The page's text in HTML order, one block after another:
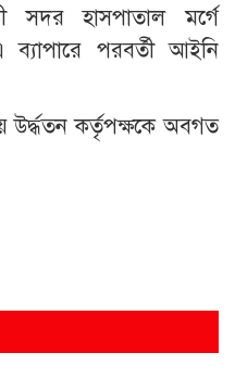
সদর হাসপাতাল মর্গে
ব্যাপারে পরবর্তী আইনি
উর্দ্ধতন কর্তৃপক্ষকে অবগত